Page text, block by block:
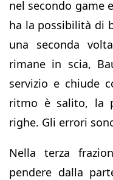
nel secondo game
ha la possibilità di
una seconda
rimane in scia,
servizio e chiude
ritmo è salito, la
righe. Gli errori
Nella terza
pendere dalla